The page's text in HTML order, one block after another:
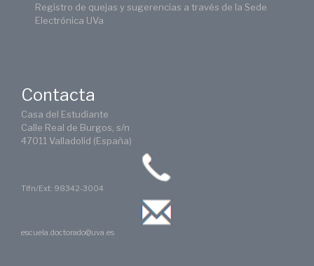
Registro de quejas y sugerencias a través de la Sede
Electrónica UVa
Contacta
Casa del Estudiante
Calle Real de Burgos, s/n
47011 Valladolid (España)
Tlfn/Ext: 98342-3004
escuela.doctorado@uva.es